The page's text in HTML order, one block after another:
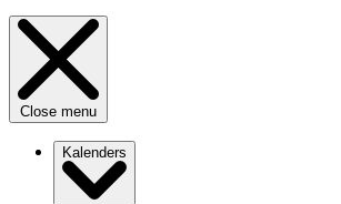
Close menu
Kalenders